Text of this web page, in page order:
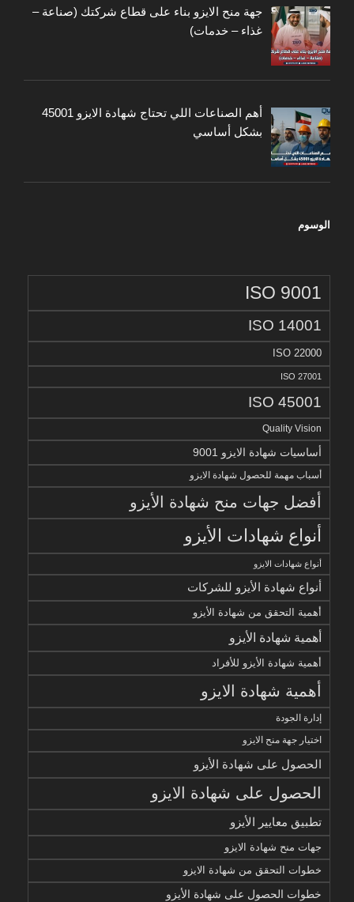
جهة منح الايزو بناء على قطاع شركتك (صناعة –
غذاء – خدمات)
أهم الصناعات اللي تحتاج شهادة الايزو 45001
بشكل أساسي
الوسوم
ISO 9001
ISO 14001
ISO 22000
ISO 27001
ISO 45001
Quality Vision
أساسيات شهادة الايزو 9001
أسباب مهمة للحصول شهادة الايزو
أفضل جهات منح شهادة الأيزو
أنواع شهادات الأيزو
أنواع شهادات الايزو
أنواع شهادة الأيزو للشركات
أهمية التحقق من شهادة الأيزو
أهمية شهادة الأيزو
أهمية شهادة الأيزو للأفراد
أهمية شهادة الايزو
إدارة الجودة
اختيار جهة منح الايزو
الحصول على شهادة الأيزو
الحصول على شهادة الايزو
تطبيق معايير الأيزو
جهات منح شهادة الايزو
خطوات التحقق من شهادة الايزو
خطوات الحصول على شهادة الأيزو